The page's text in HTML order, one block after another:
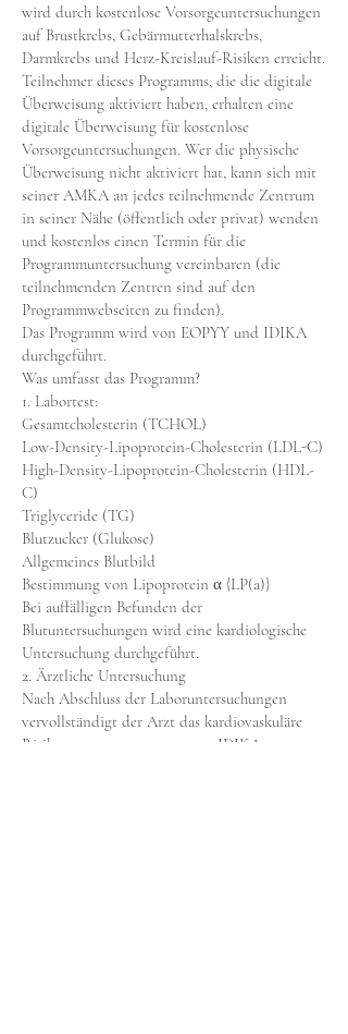
wird durch kostenlose Vorsorgeuntersuchungen
auf Brustkrebs, Gebärmutterhalskrebs,
Darmkrebs und Herz-Kreislauf-Risiken erreicht.
Teilnehmer dieses Programms, die die digitale
Überweisung aktiviert haben, erhalten eine
digitale Überweisung für kostenlose
Vorsorgeuntersuchungen. Wer die physische
Überweisung nicht aktiviert hat, kann sich mit
seiner AMKA an jedes teilnehmende Zentrum
in seiner Nähe (öffentlich oder privat) wenden
und kostenlos einen Termin für die
Programmuntersuchung vereinbaren (die
teilnehmenden Zentren sind auf den
Programmwebseiten zu finden).
Das Programm wird von EOPYY und IDIKA
durchgeführt.
Was umfasst das Programm?
1. Labortest:
Gesamtcholesterin (TCHOL)
Low-Density-Lipoprotein-Cholesterin (LDL-C)
High-Density-Lipoprotein-Cholesterin (HDL-
C)
Triglyceride (TG)
Blutzucker (Glukose)
Allgemeines Blutbild
Bestimmung von Lipoprotein α {LP(a)}
Bei auffälligen Befunden der
Blutuntersuchungen wird eine kardiologische
Untersuchung durchgeführt.
2. Ärztliche Untersuchung
Nach Abschluss der Laboruntersuchungen
vervollständigt der Arzt das kardiovaskuläre
Risikomanagementsystem von IDIKA.